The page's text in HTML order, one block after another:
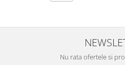
Nu rata ofertele si